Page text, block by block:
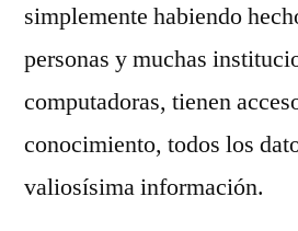
simplemente habiendo
personas y muchas
computadoras, tienen
conocimiento, todos los
valiosísima información.